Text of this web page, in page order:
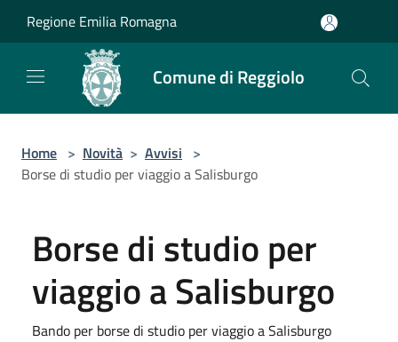
Regione Emilia Romagna
Comune di Reggiolo
Home > Novità > Avvisi >
Borse di studio per viaggio a Salisburgo
Borse di studio per
viaggio a Salisburgo
Bando per borse di studio per viaggio a Salisburgo